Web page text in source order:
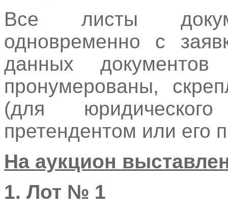
Все листы
одновременно с
данных
пронумерованы,
(для
претендентом или его
На аукцион
1. Лот № 1